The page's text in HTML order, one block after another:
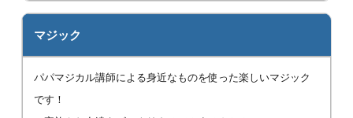
マジック
パパマジカル講師による身近なものを使った楽しいマジック
です！